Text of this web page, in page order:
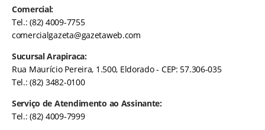
Comercial:
Tel.: (82) 4009-7755
comercialgazeta@gazetaweb.com
Sucursal Arapiraca:
Rua Maurício Pereira, 1.500, Eldorado - CEP: 57.306-035
Tel.: (82) 3482-0100
Serviço de Atendimento ao Assinante:
Tel.: (82) 4009-7999